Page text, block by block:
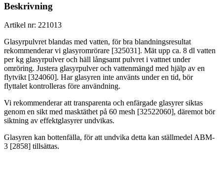
Beskrivning
Artikel nr: 221013
Glasyrpulvret blandas med vatten, för bra blandningsresultat
rekommenderar vi glasyromrörare [325031]. Mät upp ca. 8 dl vatten
per kg glasyrpulver och häll långsamt pulvret i vattnet under
omröring. Justera glasyrpulver och vattenmängd med hjälp av en
flytvikt [324060]. Har glasyren inte använts under en tid, bör
flyttalet kontrolleras före användning.
Vi rekommenderar att transparenta och enfärgade glasyrer siktas
genom en sikt med masktäthet på 60 mesh [32522060], däremot bör
siktning av effektglasyrer undvikas.
Glasyren kan bottenfälla, för att undvika detta kan ställmedel ABM-
3 [2858] tillsättas.